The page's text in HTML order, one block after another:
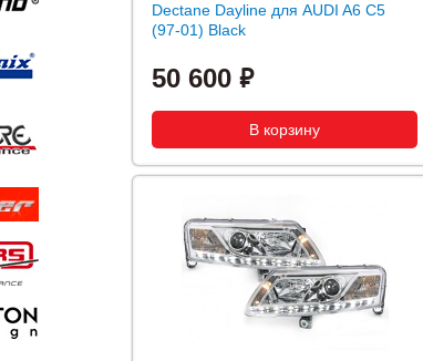
Dectane Dayline для AUDI A6 C5
(97-01) Black
50 600